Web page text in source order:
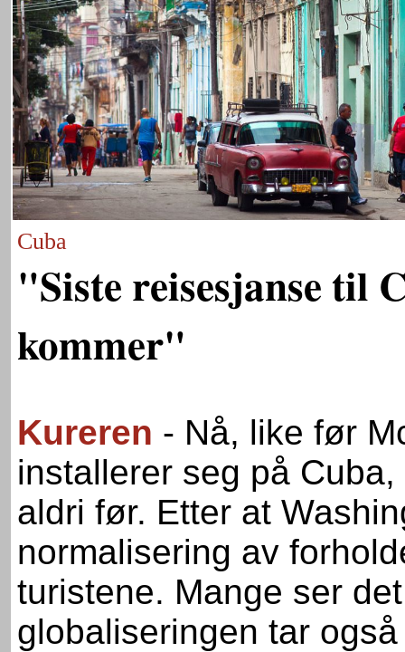
Cuba
"Siste reisesjanse til
kommer"
Kureren - Nå, like før
installerer seg på
aldri før. Etter at
normalisering av
turistene. Mange ser
globaliseringen tar